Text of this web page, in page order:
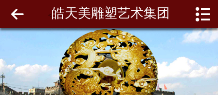
网站首页
最新动态
工程案例
<皓天美雕塑艺术集团